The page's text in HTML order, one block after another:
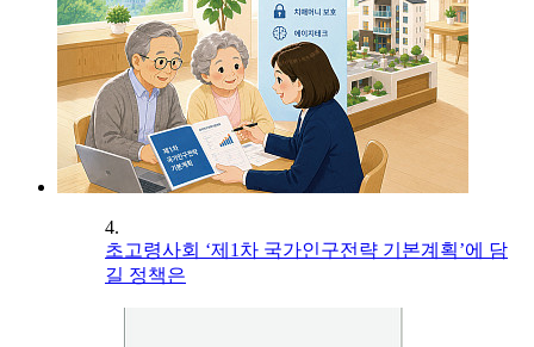
4.
초고령사회 ‘제1차 국가인구전략 기본계획’에 담
길 정책은